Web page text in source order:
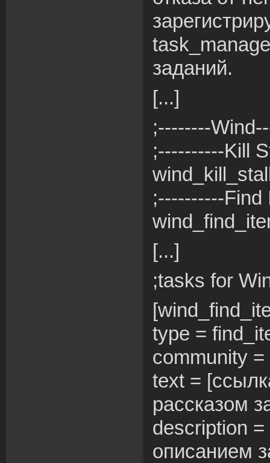
заданий.
[...]
;--------
;----------Kill
;----------Find
[...]
;tasks for
type =
community =
text =
рассказом
description =
описанием